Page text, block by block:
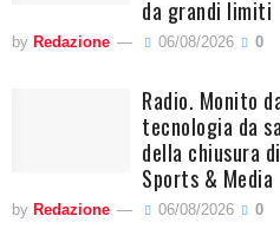
da grandi limiti
by Redazione 06/08/2026 0
Radio. Monito
tecnologia da
della chiusura
Sports & Media
by Redazione 06/08/2026 0